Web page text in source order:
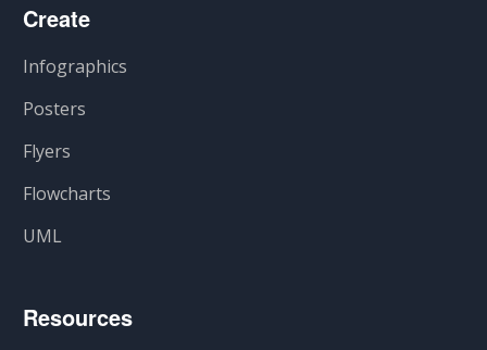
Create
Infographics
Posters
Flyers
Flowcharts
UML
Resources